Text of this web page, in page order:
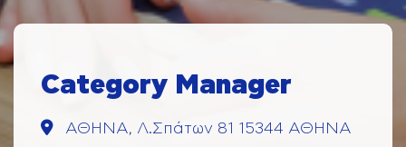
Category Manager
ΑΘΗΝΑ, Λ.Σπάτων 81 15344 ΑΘΗΝΑ